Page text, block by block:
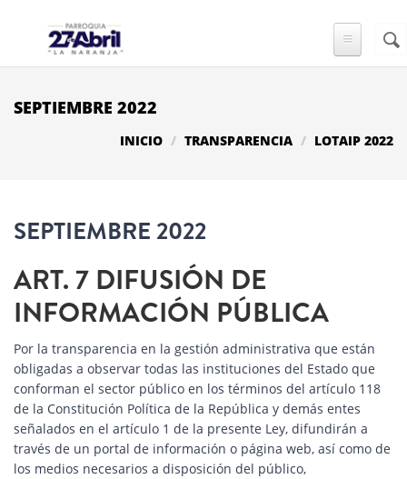
DE
SEPTIEMBRE 2022
INICIO TRANSPARENCIA LOTAIP 2022
SEPTIEMBRE 2022
ART. 7 DIFUSIÓN DE
INFORMACIÓN PÚBLICA
Por la transparencia en la gestión administrativa que están
obligadas a observar todas las instituciones del Estado que
conforman el sector público en los términos del artículo 118
de la Constitución Política de la República y demás entes
señalados en el artículo 1 de la presente Ley, difundirán a
través de un portal de información o página web, así como de
los medios necesarios a disposición del público,